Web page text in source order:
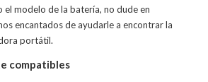
modelo de la batería, no dude en
encantados de ayudarle a encontrar la
portátil.
compatibles